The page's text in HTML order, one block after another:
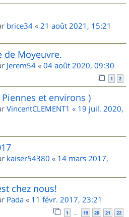
brice34 « 21 août 2021, 15:21
de Moyeuvre.
Jerem54 « 04 août 2020, 09:30
1 2
et environs )
VincentCLEMENT1 « 19 juil. 2020,
kaiser54380 « 14 mars 2017,
chez nous!
Pada « 11 févr. 2017, 23:21
1 … 19 20 21 22